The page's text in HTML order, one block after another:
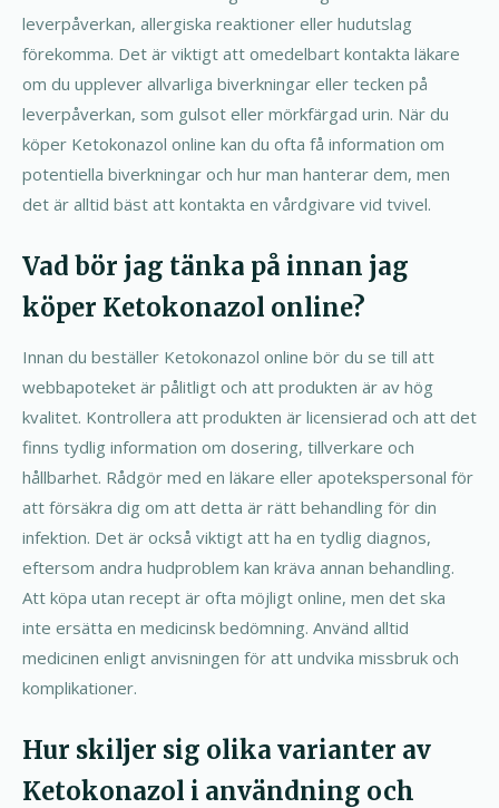
leverpåverkan, allergiska reaktioner eller hudutslag
förekomma. Det är viktigt att omedelbart kontakta läkare
om du upplever allvarliga biverkningar eller tecken på
leverpåverkan, som gulsot eller mörkfärgad urin. När du
köper Ketokonazol online kan du ofta få information om
potentiella biverkningar och hur man hanterar dem, men
det är alltid bäst att kontakta en vårdgivare vid tvivel.
Vad bör jag tänka på innan jag
köper Ketokonazol online?
Innan du beställer Ketokonazol online bör du se till att
webbapoteket är pålitligt och att produkten är av hög
kvalitet. Kontrollera att produkten är licensierad och att det
finns tydlig information om dosering, tillverkare och
hållbarhet. Rådgör med en läkare eller apotekspersonal för
att försäkra dig om att detta är rätt behandling för din
infektion. Det är också viktigt att ha en tydlig diagnos,
eftersom andra hudproblem kan kräva annan behandling.
Att köpa utan recept är ofta möjligt online, men det ska
inte ersätta en medicinsk bedömning. Använd alltid
medicinen enligt anvisningen för att undvika missbruk och
komplikationer.
Hur skiljer sig olika varianter av
Ketokonazol i användning och